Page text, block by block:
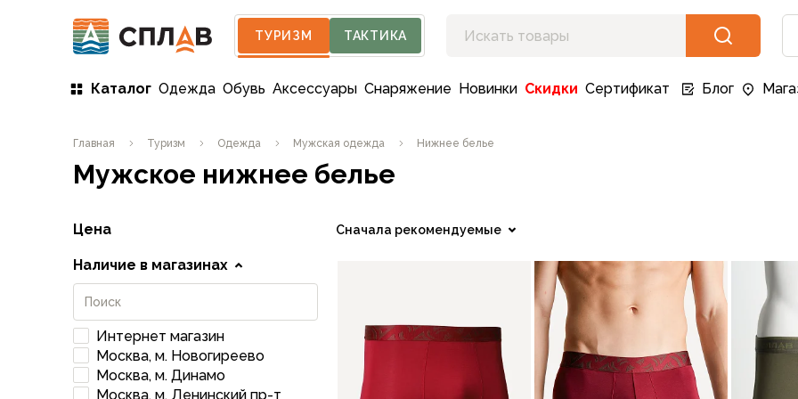
ТУРИЗМ ТАКТИКА
Каталог
Мужская одежда
Куртки
Мембранные куртки
Флисовые куртки
Беговые и спортивные
Пончо и дождевики
Пуховые куртки
Куртки с синтетическим утеплителем
Жилеты
Брюки
Мембранные брюки
Одежда Обувь Аксессуары Снаряжение Новинки Скидки Сертификат Блог
Главная Туризм Одежда Мужская одежда Нижнее белье
Мужское нижнее белье
Цена
Наличие в магазинах
Интернет магазин
Москва, м. Новогиреево
Москва, м. Динамо
Москва, м. Ленинский пр-т
Сначала рекомендуемые